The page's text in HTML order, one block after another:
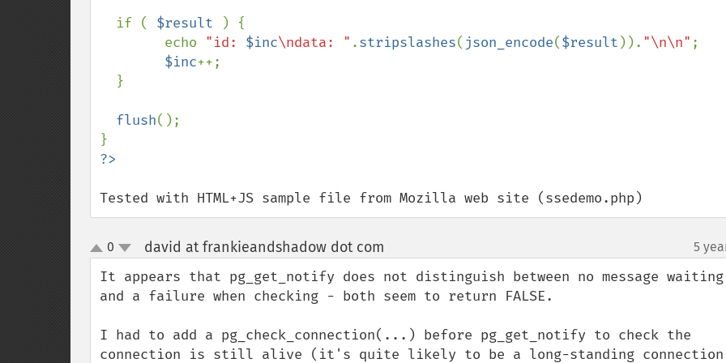
  if (
$result
) {
        echo
"id: $inc\ndata: " .stripslashes( json_encode($result )). "\n\n" ;
$inc++;
flush();
Tested with HTML+JS sample file from Mozilla web site (ssedemo.php)
up
down
0 david at frankieandshadow dot com 5
It appears that pg_get_notify does not distinguish between no message waiting
and a failure when checking - both seem to return FALSE.
I had to add a pg_check_connection(...) before pg_get_notify to check the
connection is still alive (it's quite likely to be a long-standing connection